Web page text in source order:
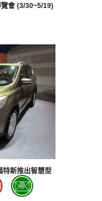
覽會 (3/30~5/19)
特新推出智慧型